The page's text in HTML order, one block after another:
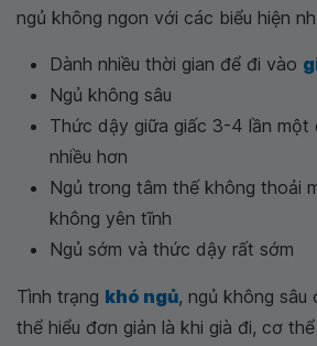
ngủ không ngon với các biểu hiện
Dành nhiều thời gian để đi vào
Ngủ không sâu
Thức dậy giữa giấc 3-4 lần một
nhiều hơn
Ngủ trong tâm thế không thoải
không yên tĩnh
Ngủ sớm và thức dậy rất sớm
Tình trạng khó ngủ, ngủ không
thể hiểu đơn giản là khi già đi, cơ